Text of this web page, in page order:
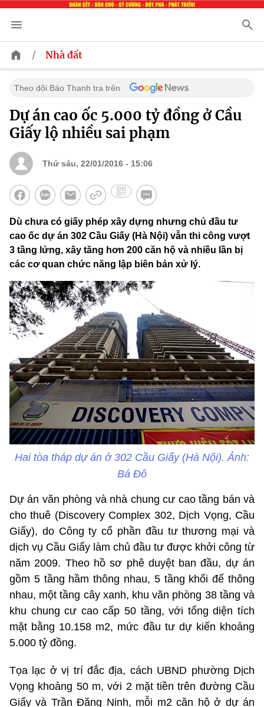
/ Nhà đất
Theo dõi Báo Thanh tra trên
Dự án cao ốc 5.000 tỷ đồng ở Cầu
Giấy lộ nhiều sai phạm
Thứ sáu, 22/01/2016 - 15:06
Dù chưa có giấy phép xây dựng nhưng chủ đầu tư
cao ốc dự án 302 Cầu Giấy (Hà Nội) vẫn thi công vượt
3 tầng lửng, xây tăng hơn 200 căn hộ và nhiều lần bị
các cơ quan chức năng lập biên bản xử lý.
Hai tòa tháp dự án ở 302 Cầu Giấy (Hà Nội). Ảnh:
Bá Đô
Dự án văn phòng và nhà chung cư cao tầng bán và
cho thuê (Discovery Complex 302, Dịch Vọng, Cầu
Giấy), do Công ty cổ phần đầu tư thương mại và
dịch vụ Cầu Giấy làm chủ đầu tư được khởi công từ
năm 2009. Theo hồ sơ phê duyệt ban đầu, dự án
gồm 5 tầng hầm thông nhau, 5 tầng khối đế thông
nhau, một tầng cây xanh, khu văn phòng 38 tầng và
khu chung cư cao cấp 50 tầng, với tổng diện tích
mặt bằng 10.158 m2, mức đầu tư dự kiến khoảng
5.000 tỷ đồng.
Tọa lạc ở vị trí đắc địa, cách UBND phường Dịch
Vọng khoảng 50 m, với 2 mặt tiền trên đường Cầu
Giấy và Trần Đăng Ninh, mỗi m2 căn hộ ở dự án